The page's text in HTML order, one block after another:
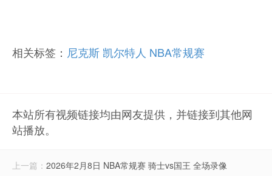
相关标签： 尼克斯 凯尔特人 NBA常规赛
本站所有视频链接均由网友提供，并链接到其他网
站播放。
上一篇： 2026年2月8日 NBA常规赛 骑士vs国王 全场录像